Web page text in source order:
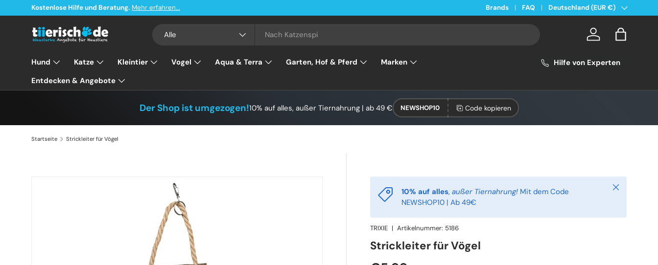
Direkt zum Inhalt
Kostenlose Hilfe und Beratung. Mehr erfahren... Kostenloser Versand ab 49€ in Deutschland
Brands FAQ Land/Region
Deutschland (EUR €)
Alle Konto
Hund Katze Kleintier Vogel Aqua & Terra Garten, Hof & Pferd
Marken
Entdecken & Angebote
Hilfe von Experten
Der Shop ist umgezogen!10% auf alles, außer Tiernahrung | ab 49 € NEWSHOP10 Code kopieren
Startseite Strickleiter für Vögel
10% auf alles,außer Tiernahrung! Mit dem Code
NEWSHOP10 | Ab 49€
Schließen
TRIXIE |Artikelnummer: 5186
TRIXIE
Strickleiter für Vögel